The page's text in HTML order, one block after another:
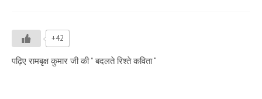
+42
पढ़िए रामबृक्ष कुमार जी की ” बदलते रिश्ते कविता “